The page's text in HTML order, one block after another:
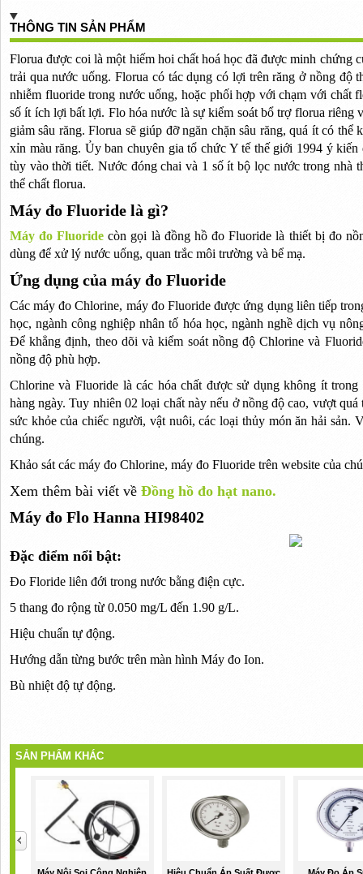
THÔNG TIN SẢN PHẨM
Florua được coi là một hiếm hoi chất hoá học đã được minh chứng
trải qua nước uống. Florua có tác dụng có lợi trên răng ở nồng độ
nhiễm fluoride trong nước uống, hoặc phối hợp với chạm với chất
số ít ích lợi bất lợi. Flo hóa nước là sự kiểm soát bổ trợ florua riêng
giảm sâu răng. Florua sẽ giúp đỡ ngăn chặn sâu răng, quá ít có
xỉn màu răng. Ủy ban chuyên gia tổ chức Y tế thế giới 1994 ý
tùy vào thời tiết. Nước đóng chai và 1 số ít bộ lọc nước trong nhà
thể chất florua.
Máy đo Fluoride là gì?
Máy đo Fluoride còn gọi là đồng hồ đo Fluoride là thiết bị đo
dùng để xử lý nước uống, quan trắc môi trường và bể mạ.
Ứng dụng của máy đo Fluoride
Các máy đo Chlorine, máy đo Fluoride được ứng dụng liên tiếp
học, ngành công nghiệp nhân tố hóa học, ngành nghề dịch vụ
Để khẳng định, theo dõi và kiểm soát nồng độ Chlorine và
nồng độ phù hợp.
Chlorine và Fluoride là các hóa chất được sử dụng không ít
hàng ngày. Tuy nhiên 02 loại chất này nếu ở nồng độ cao, vượt
sức khỏe của chiếc người, vật nuôi, các loại thủy món ăn hải sản.
chúng.
Khảo sát các máy đo Chlorine, máy đo Fluoride trên website của
Xem thêm bài viết về Đồng hồ đo hạt nano.
Máy đo Flo Hanna HI98402
Đặc điểm nổi bật:
Đo Floride liên đới trong nước bằng điện cực.
5 thang đo rộng từ 0.050 mg/L đến 1.90 g/L.
Hiệu chuẩn tự động.
Hướng dẫn từng bước trên màn hình Máy đo Ion.
Bù nhiệt độ tự động.
SẢN PHẨM KHÁC